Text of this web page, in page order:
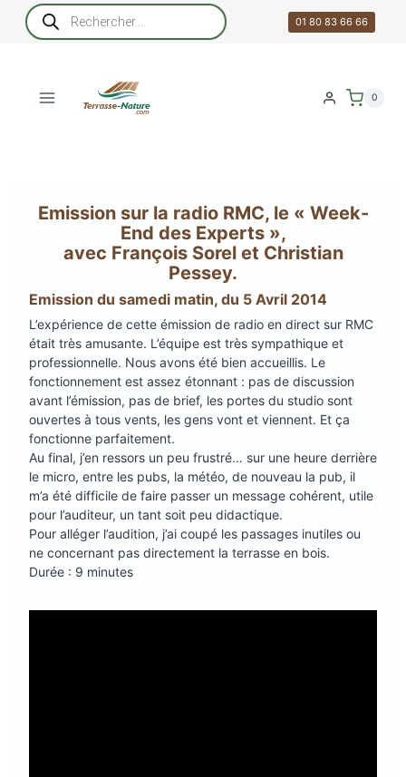
Recherche
de
produits
01 80 83 66 66
0
Emission sur la radio RMC, le « Week-
End des Experts »,
avec François Sorel et Christian
Pessey.
Emission du samedi matin, du 5 Avril 2014
L’expérience de cette émission de radio en direct sur RMC
était très amusante. L’équipe est très sympathique et
professionnelle. Nous avons été bien accueillis. Le
fonctionnement est assez étonnant : pas de discussion
avant l’émission, pas de brief, les portes du studio sont
ouvertes à tous vents, les gens vont et viennent. Et ça
fonctionne parfaitement.
Au final, j’en ressors un peu frustré… sur une heure derrière
le micro, entre les pubs, la météo, de nouveau la pub, il
m’a été difficile de faire passer un message cohérent, utile
pour l’auditeur, un tant soit peu didactique.
Pour alléger l’audition, j’ai coupé les passages inutiles ou
ne concernant pas directement la terrasse en bois.
Durée : 9 minutes